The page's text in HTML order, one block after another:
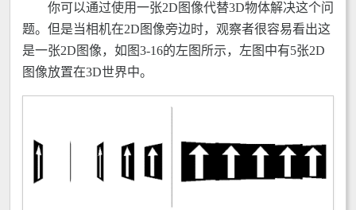
你可以通过使用一张2D图像代替3D物体解决这个问
题。但是当相机在2D图像旁边时，观察者很容易看出这
是一张2D图像，如图3-16的左图所示，左图中有5张2D
图像放置在3D世界中。